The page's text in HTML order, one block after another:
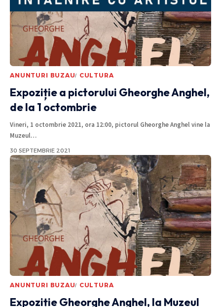
ANUNTURI BUZAU CULTURA
Expoziție a pictorului Gheorghe Anghel,
de la 1 octombrie
Vineri, 1 octombrie 2021, ora 12:00, pictorul Gheorghe Anghel vine la
Muzeul…
30 SEPTEMBRIE 2021
ANUNTURI BUZAU CULTURA
Expoziție Gheorghe Anghel, la Muzeul